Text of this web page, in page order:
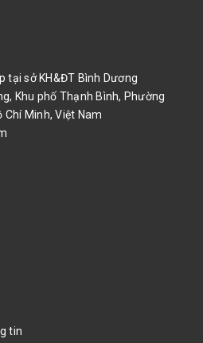
tại sở KH&ĐT Bình Dương
Khu phố Thạnh Bình, Phường
Minh, Việt Nam
tin